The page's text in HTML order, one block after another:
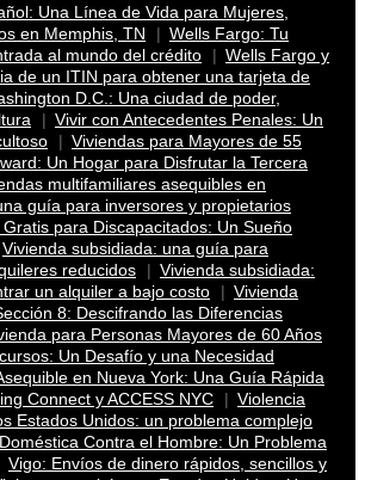
Una Línea de Vida para Mujeres,
en Memphis, TN
Wells Fargo: Tu
al mundo del crédito
Wells Fargo y
de un ITIN para obtener una tarjeta de
D.C.: Una ciudad de poder,
Vivir con Antecedentes Penales: Un
Viviendas para Mayores de 55
Un Hogar para Disfrutar la Tercera
multifamiliares asequibles en
guía para inversores y propietarios
para Discapacitados: Un Sueño
Vivienda subsidiada: una guía para
reducidos
Vivienda subsidiada:
un alquiler a bajo costo
Vivienda
8: Descifrando las Diferencias
para Personas Mayores de 60 Años
Un Desafío y una Necesidad
en Nueva York: Una Guía Rápida
Connect y ACCESS NYC
Violencia
Estados Unidos: un problema complejo
Contra el Hombre: Un Problema
Vigo: Envíos de dinero rápidos, sencillos y